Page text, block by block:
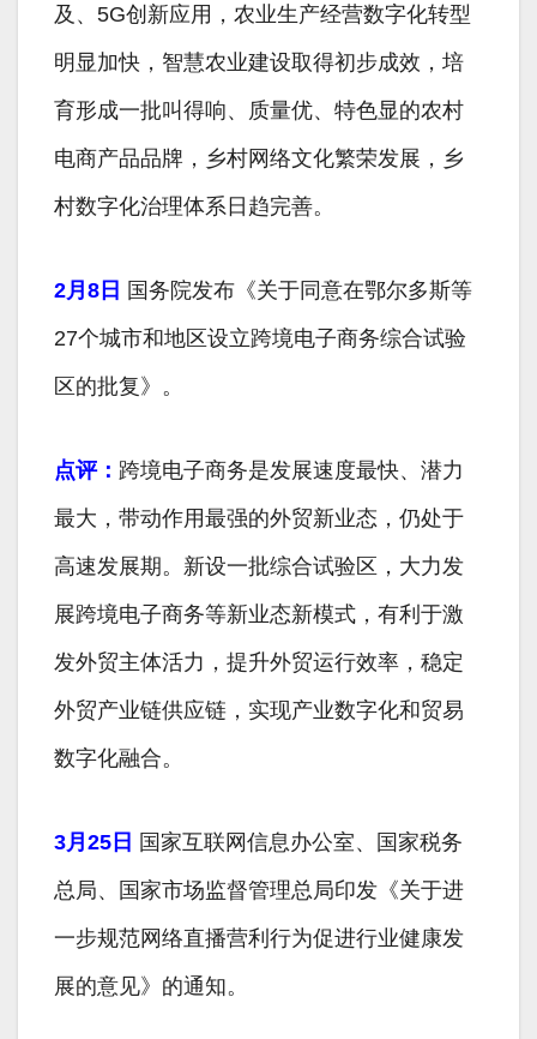
及、5G创新应用，农业生产经营数字化转型
明显加快，智慧农业建设取得初步成效，培
育形成一批叫得响、质量优、特色显的农村
电商产品品牌，乡村网络文化繁荣发展，乡
村数字化治理体系日趋完善。
2月8日 国务院发布《关于同意在鄂尔多斯等
27个城市和地区设立跨境电子商务综合试验
区的批复》。
点评： 跨境电子商务是发展速度最快、潜力
最大，带动作用最强的外贸新业态，仍处于
高速发展期。新设一批综合试验区，大力发
展跨境电子商务等新业态新模式，有利于激
发外贸主体活力，提升外贸运行效率，稳定
外贸产业链供应链，实现产业数字化和贸易
数字化融合。
3月25日 国家互联网信息办公室、国家税务
总局、国家市场监督管理总局印发《关于进
一步规范网络直播营利行为促进行业健康发
展的意见》的通知。